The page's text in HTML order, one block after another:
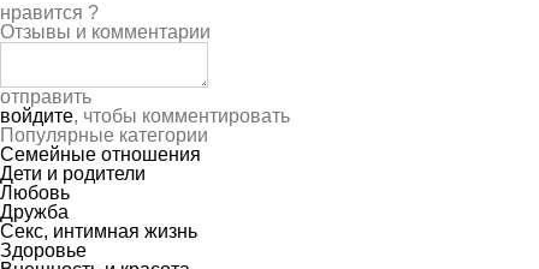
нравится ?
Отзывы и комментарии
отправить
войдите, чтобы комментировать
Популярные категории
Семейные отношения
Дети и родители
Любовь
Дружба
Секс, интимная жизнь
Здоровье